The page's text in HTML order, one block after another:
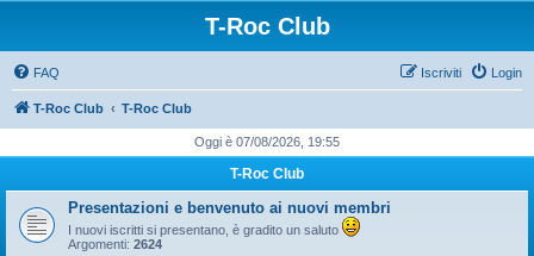
T-Roc Club
FAQ Login
Iscriviti
T-Roc Club T-Roc Club
Oggi è 07/08/2026, 19:55
T-Roc Club
Presentazioni e benvenuto ai nuovi membri
I nuovi iscritti si presentano, è gradito un saluto
Argomenti: 2624